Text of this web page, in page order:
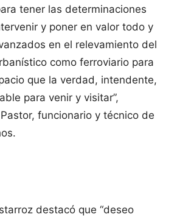
tener las determinaciones
y poner en valor todo y
en el relevamiento del
como ferroviario para
que la verdad, intendente,
para venir y visitar”,
funcionario y técnico de
destacó que “deseo